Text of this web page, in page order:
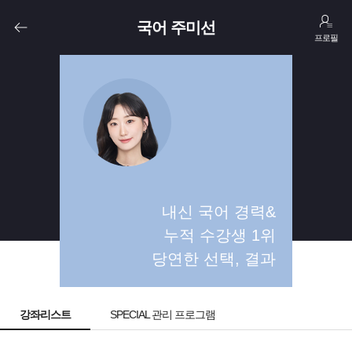
국어 주미선
프로필
내신 국어 경력&
누적 수강생 1위
당연한 선택, 결과
강좌리스트 SPECIAL 관리 프로그램